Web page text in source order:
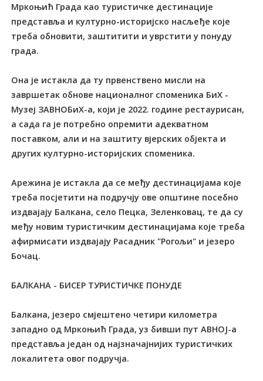
Мркоњић Града као туристичке дестинације
представља и културно-историјско насљеђе које
треба обновити, заштитити и уврстити у понуду
града.
Она је истакла да ту првенствено мисли на
завршетак обнове националног споменика БиХ -
Музеј ЗАВНОБиХ-а, који је 2022. године рестаурисан,
а сада га је потребно опремити адекватном
поставком, али и на заштиту вјерских објекта и
других културно-историјских споменика.
Арежина је истакла да се међу дестинацијама које
треба посјетити на подручју ове општине посебно
издвајају Балкана, село Пецка, Зеленковац, те да су
међу новим туристичким дестинацијама које треба
афирмисати издвајају Расадник "Рогољи" и језеро
Бочац.
БАЛКАНА - БИСЕР ТУРИСТИЧКЕ ПОНУДЕ
Балкана, језеро смјештено четири километра
западно од Мркоњић Града, уз бивши пут АВНОЈ-а
представља један од најзначајнијих туристичких
локалитета овог подручја.